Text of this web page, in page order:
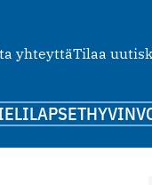
yhteyttäTilaa
LAPSET